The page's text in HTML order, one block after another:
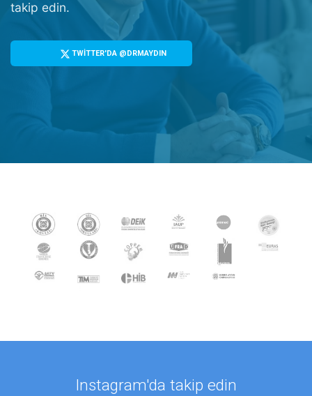
takip edin.
TWİTTER'DA @DRMAYDIN
Instagram'da takip edin